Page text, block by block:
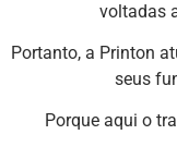
voltadas
Portanto, a Printon
seus
Porque aqui o